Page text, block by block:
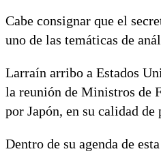
Cabe consignar que el
uno de las temáticas de
Larraín arribo a Estados
la reunión de Ministros de
por Japón, en su calidad
Dentro de su agenda de